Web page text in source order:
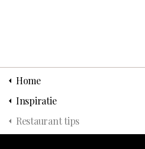
Home
Inspiratie
Restaurant tips